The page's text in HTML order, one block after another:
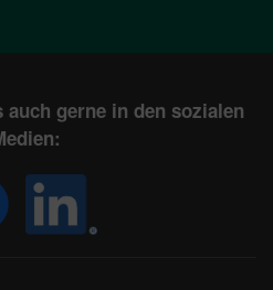
auch gerne in den sozialen